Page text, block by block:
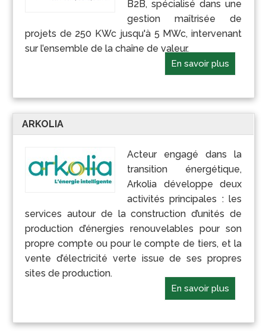
B2B, spécialisé dans une
gestion maîtrisée de
projets de 250 KWc jusqu'à 5 MWc, intervenant
sur l’ensemble de la chaîne de valeur.
En savoir plus
ARKOLIA
Acteur engagé dans la
transition énergétique,
Arkolia développe deux
activités principales : les
services autour de la construction d’unités de
production d’énergies renouvelables pour son
propre compte ou pour le compte de tiers, et la
vente d’électricité verte issue de ses propres
sites de production.
En savoir plus